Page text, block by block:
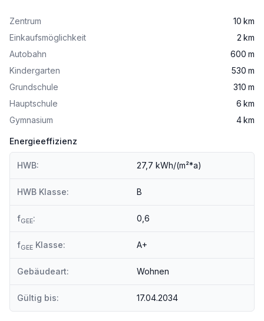
Zentrum
10 km
Einkaufsmöglichkeit
2 km
Autobahn
600 m
Kindergarten
530 m
Grundschule
310 m
Hauptschule
6 km
Gymnasium
4 km
Energieeffizienz
HWB: 27,7 kWh/(m²*a)
HWB Klasse: B
fGEE: 0,6
fGEE Klasse: A+
Gebäudeart: Wohnen
Gültig bis: 17.04.2034